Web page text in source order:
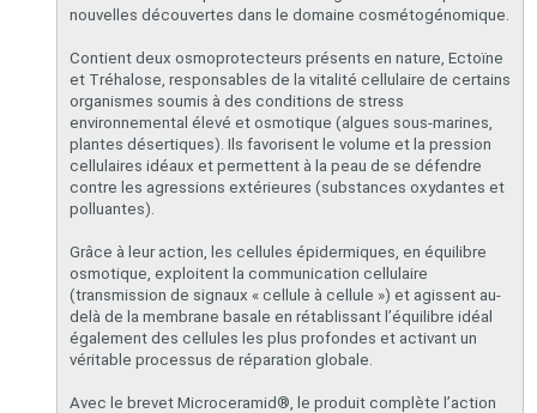
nouvelles découvertes dans le domaine cosmétogénomique.
Contient deux osmoprotecteurs présents en nature, Ectoïne
et Tréhalose, responsables de la vitalité cellulaire de certains
organismes soumis à des conditions de stress
environnemental élevé et osmotique (algues sous-marines,
plantes désertiques). Ils favorisent le volume et la pression
cellulaires idéaux et permettent à la peau de se défendre
contre les agressions extérieures (substances oxydantes et
polluantes).
Grâce à leur action, les cellules épidermiques, en équilibre
osmotique, exploitent la communication cellulaire
(transmission de signaux « cellule à cellule ») et agissent au-
delà de la membrane basale en rétablissant l’équilibre idéal
également des cellules les plus profondes et activant un
véritable processus de réparation globale.
Avec le brevet Microceramid®, le produit complète l’action